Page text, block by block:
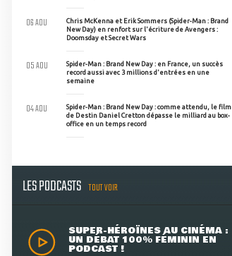
Chris McKenna et Erik Sommers (Spider-Man : Brand
New Day) en renfort sur l'écriture de Avengers :
Doomsday et Secret Wars
06 AOU
Spider-Man : Brand New Day : en France, un succès
record aussi avec 3 millions d'entrées en une
semaine
05 AOU
Spider-Man : Brand New Day : comme attendu, le film
de Destin Daniel Cretton dépasse le milliard au box-
office en un temps record
04 AOU
LES PODCASTS TOUT VOIR
SUPER-HÉROÏNES AU CINÉMA :
UN DÉBAT 100% FÉMININ EN
PODCAST !